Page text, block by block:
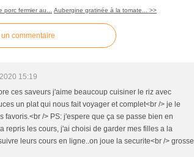
porc fermier au... Aubergine gratinée à la tomate... >>
commentaire
15:19
ces saveurs j'aime beaucoup cuisiner le riz avec
un plat qui nous fait voyager et complet<br /> je le
favoris.<br /> PS: j'espere que ça se passe bien en
repris les cours, j'ai choisi de garder mes filles a la
leurs cours en ligne..on joue la securite<br /> grosse